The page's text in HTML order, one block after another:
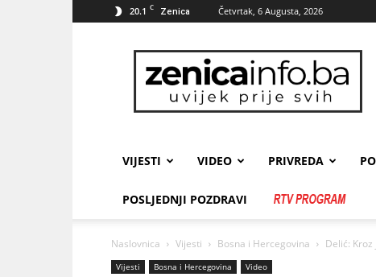
20.1 C Zenica Četvrtak, 6 Augusta, 2026
zenicainfo.ba
VIJESTI VIDEO PRIVREDA
POSLJEDNJI POZDRAVI
Naslovnica Vijesti Bosna i Hercegovina Delić:
Vijesti Bosna i Hercegovina Video